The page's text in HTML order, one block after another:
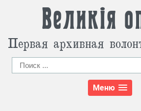
Великія
Первая архивная
Меню